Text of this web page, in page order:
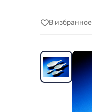
В избранное